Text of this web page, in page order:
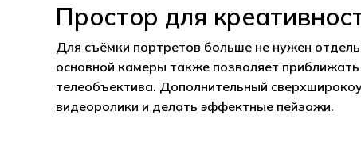
Простор для
Для съёмки портретов больше не нужен
основной камеры также позволяет
телеобъектива. Дополнительный
видеоролики и делать эффектные пейзажи.